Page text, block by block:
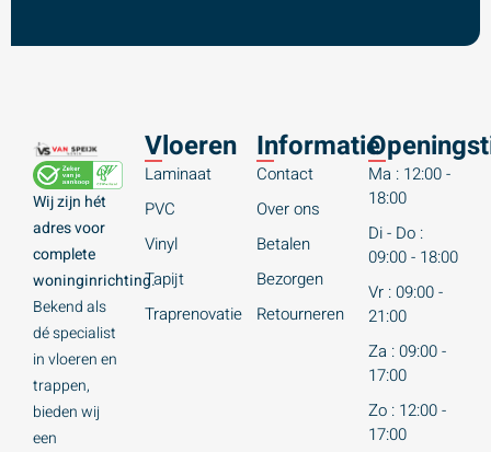
Wij zijn hét
adres voor
complete
woninginrichting.
Bekend als
dé specialist
in vloeren en
trappen,
bieden wij
een
Vloeren
Laminaat
PVC
Vinyl
Tapijt
Traprenovatie
Informatie
Contact
Over ons
Betalen
Bezorgen
Retourneren
Ma : 12:00 -
18:00
Di - Do :
09:00 - 18:00
Vr : 09:00 -
21:00
Za : 09:00 -
17:00
Zo : 12:00 -
17:00